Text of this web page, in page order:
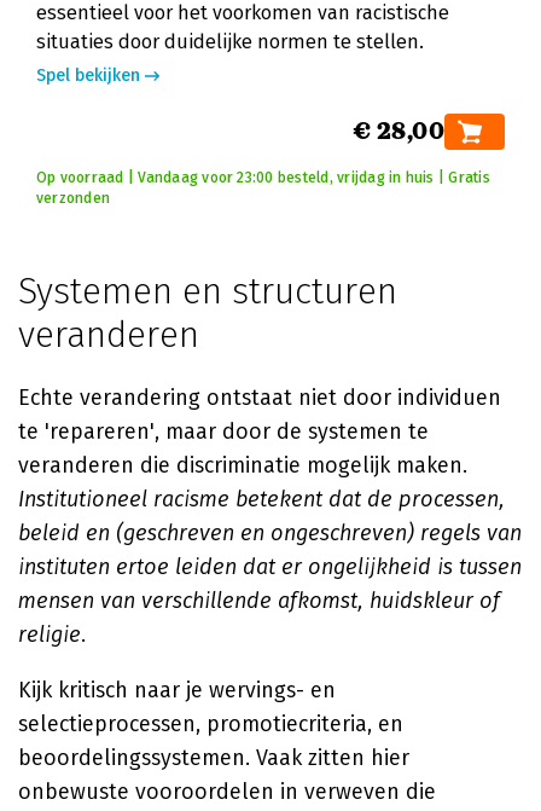
essentieel voor het voorkomen van racistische
situaties door duidelijke normen te stellen.
Spel bekijken
€ 28,00
Op voorraad | Vandaag voor 23:00 besteld, vrijdag in huis | Gratis
verzonden
Systemen en structuren
veranderen
Echte verandering ontstaat niet door individuen
te 'repareren', maar door de systemen te
veranderen die discriminatie mogelijk maken.
Institutioneel racisme betekent dat de processen,
beleid en (geschreven en ongeschreven) regels van
instituten ertoe leiden dat er ongelijkheid is tussen
mensen van verschillende afkomst, huidskleur of
religie.
Kijk kritisch naar je wervings- en
selectieprocessen, promotiecriteria, en
beoordelingssystemen. Vaak zitten hier
onbewuste vooroordelen in verweven die